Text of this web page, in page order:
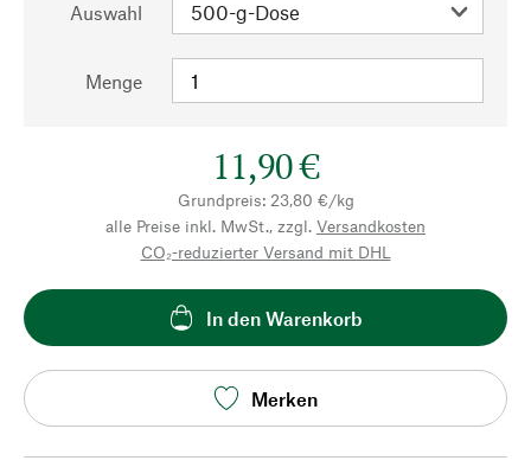
Auswahl
Menge
11,90 €
Grundpreis: 23,80 €/kg
alle Preise inkl. MwSt., zzgl. Versandkosten
CO₂-reduzierter Versand mit DHL
In den Warenkorb
Merken